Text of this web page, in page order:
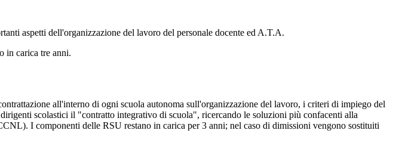
aspetti dell'organizzazione del lavoro del personale docente ed A.T.A.
in carica tre anni.
all'interno di ogni scuola autonoma sull'organizzazione del lavoro, i criteri di impiego del
scolastici il "contratto integrativo di scuola", ricercando le soluzioni più confacenti alla
I componenti delle RSU restano in carica per 3 anni; nel caso di dimissioni vengono sostituiti